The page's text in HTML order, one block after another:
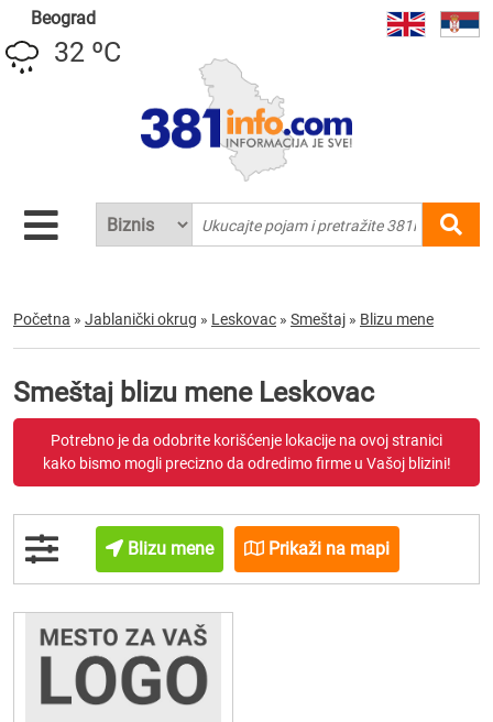
Beograd
32 ºC
Početna » Jablanički okrug » Leskovac » Smeštaj » Blizu mene
Smeštaj blizu mene Leskovac
Potrebno je da odobrite korišćenje lokacije na ovoj stranici
kako bismo mogli precizno da odredimo firme u Vašoj blizini!
Blizu mene Prikaži na mapi